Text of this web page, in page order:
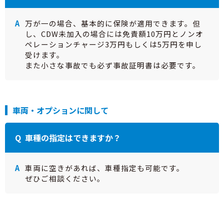
万が一の場合、基本的に保険が適用できます。但
し、CDW未加入の場合には免責額10万円とノンオ
ペレーションチャージ3万円もしくは5万円を申し
受けます。
また小さな事故でも必ず事故証明書は必要です。
車両・オプションに関して
車種の指定はできますか？
車両に空きがあれば、車種指定も可能です。
ぜひご相談ください。